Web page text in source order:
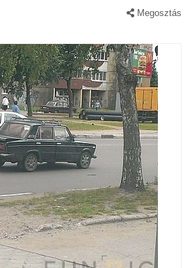
Megosztás